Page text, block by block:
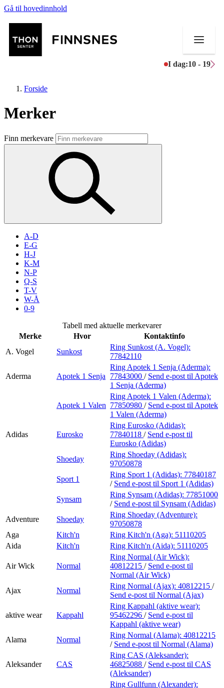
Gå til hovedinnhold
I dag:10 - 19
Butikker
Mat og drikke
Aktiviteter
Inspirasjon
Søk
Praktisk informasjon
Ledige stillinger
Magasin
Forside
Merker
Finn merkevare
A-D
E-G
H-J
K-M
N-P
Q-S
T-V
W-Å
0-9
Tabell med aktuelle merkevarer
Merke
Hvor
Kontaktinfo
A. Vogel
Sunkost
Ring Sunkost (A. Vogel):
77842110
Aderma Apotek 1 Senja
Ring Apotek 1 Senja (Aderma):
77843000 / Send e-post til Apotek
1 Senja (Aderma)
Apotek 1 Valen
Ring Apotek 1 Valen (Aderma):
77850980 / Send e-post til Apotek
1 Valen (Aderma)
Adidas Eurosko
Ring Eurosko (Adidas):
77840118 / Send e-post til
Eurosko (Adidas)
Shoeday
Ring Shoeday (Adidas):
97050878
Sport 1
Ring Sport 1 (Adidas): 77840187
/ Send e-post til Sport 1 (Adidas)
Synsam
Ring Synsam (Adidas): 77851000
/ Send e-post til Synsam (Adidas)
Adventure
Shoeday
Ring Shoeday (Adventure):
97050878
Aga
Kitch'n Ring Kitch'n (Aga): 51110205
Aida
Kitch'n Ring Kitch'n (Aida): 51110205
Air Wick Normal
Ring Normal (Air Wick):
40812215 / Send e-post til
Normal (Air Wick)
Ajax
Normal
Ring Normal (Ajax): 40812215 /
Send e-post til Normal (Ajax)
aktive wear Kappahl
Ring Kappahl (aktive wear):
95462296 / Send e-post til
Kappahl (aktive wear)
Alama
Normal
Ring Normal (Alama): 40812215
/ Send e-post til Normal (Alama)
Aleksander CAS
Ring CAS (Aleksander):
46825088 / Send e-post til CAS
(Aleksander)
Ring Gullfunn (Alexander):